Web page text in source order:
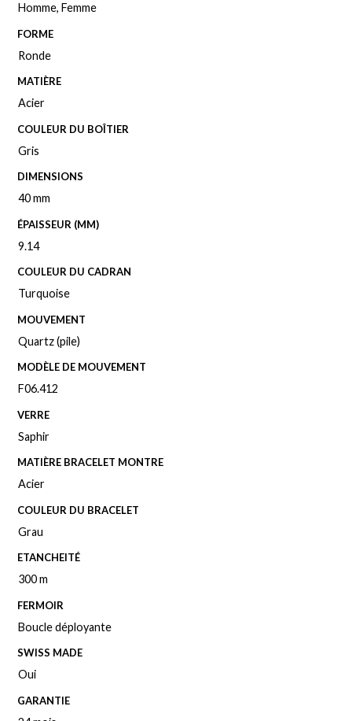
Homme,Femme
FORME
Ronde
MATIÈRE
Acier
COULEUR DU BOÎTIER
Gris
DIMENSIONS
40 mm
ÉPAISSEUR (MM)
9.14
COULEUR DU CADRAN
Turquoise
MOUVEMENT
Quartz (pile)
MODÈLE DE MOUVEMENT
F06.412
VERRE
Saphir
MATIÈRE BRACELET MONTRE
Acier
COULEUR DU BRACELET
Grau
ETANCHEITÉ
300 m
FERMOIR
Boucle déployante
SWISS MADE
Oui
GARANTIE